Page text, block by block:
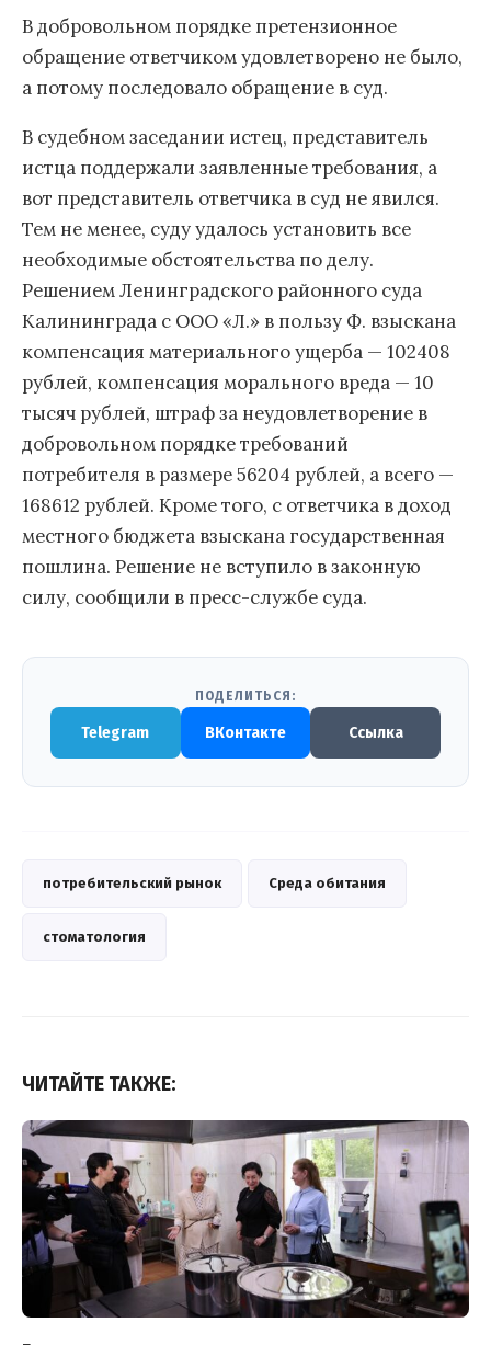
В добровольном порядке претензионное
обращение ответчиком удовлетворено не было,
а потому последовало обращение в суд.
В судебном заседании истец, представитель
истца поддержали заявленные требования, а
вот представитель ответчика в суд не явился.
Тем не менее, суду удалось установить все
необходимые обстоятельства по делу.
Решением Ленинградского районного суда
Калининграда с ООО «Л.» в пользу Ф. взыскана
компенсация материального ущерба — 102408
рублей, компенсация морального вреда — 10
тысяч рублей, штраф за неудовлетворение в
добровольном порядке требований
потребителя в размере 56204 рублей, а всего —
168612 рублей. Кроме того, с ответчика в доход
местного бюджета взыскана государственная
пошлина. Решение не вступило в законную
силу, сообщили в пресс-службе суда.
ПОДЕЛИТЬСЯ:
Telegram ВКонтакте Ссылка
потребительский рынок Среда обитания
стоматология
ЧИТАЙТЕ ТАКЖЕ: